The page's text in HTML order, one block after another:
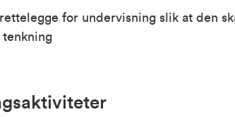
for undervisning slik at den
tenkning